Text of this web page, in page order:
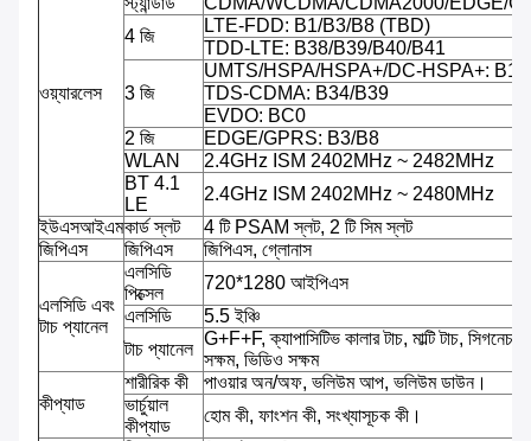
ওয়্যারলেস
4 জি
LTE-FDD: B1/B3/B8 (TBD)
TDD-LTE: B38/B39/B40/B41
3 জি
UMTS/HSPA/HSPA+/DC-HSPA+: B1/
TDS-CDMA: B34/B39
EVDO: BC0
2 জি
EDGE/GPRS: B3/B8
WLAN
2.4GHz ISM 2402MHz ~ 2482MHz
BT 4.1
LE
2.4GHz ISM 2402MHz ~ 2480MHz
ইউএসআইএমকার্ড স্লট
4 টি PSAM স্লট, 2 টি সিম স্লট
জিপিএস
জিপিএস জিপিএস, গ্লোনাস
এলসিডি এবং
টাচ প্যানেল
এলসিডি
পিক্সেল
720*1280 আইপিএস
এলসিডি
5.5 ইঞ্চি
টাচ প্যানেল
G+F+F, ক্যাপাসিটিভ কালার টাচ, মাল্টি টাচ, সিগনেচার
সক্ষম, ভিডিও সক্ষম
কীপ্যাড
শারীরিক কী
পাওয়ার অন/অফ, ভলিউম আপ, ভলিউম ডাউন।
ভার্চুয়াল
কীপ্যাড
হোম কী, ফাংশন কী, সংখ্যাসূচক কী।